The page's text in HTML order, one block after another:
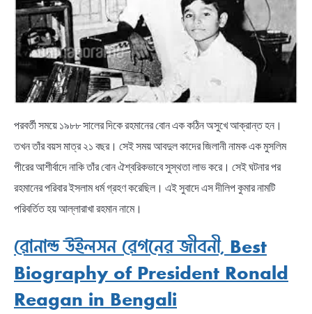
পরবর্তী সময়ে ১৯৮৮ সালের দিকে রহমানের বোন এক কঠিন অসুখে আক্রান্ত হন।
তখন তাঁর বয়স মাত্র ২১ বছর। সেই সময় আবদুল কাদের জিলানী নামক এক মুসলিম
পীরের আশীর্বাদে নাকি তাঁর বোন ঐশ্বরিকভাবে সুস্থতা লাভ করে। সেই ঘটনার পর
রহমানের পরিবার ইসলাম ধর্ম গ্রহণ করেছিল। এই সুবাদে এস দীলিপ কুমার নামটি
পরিবর্তিত হয় আল্লারাখা রহমান নামে।
রোনাল্ড উইলসন রেগনের জীবনী, Best
Biography of President Ronald
Reagan in Bengali